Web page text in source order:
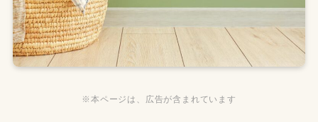
※本ページは、広告が含まれています